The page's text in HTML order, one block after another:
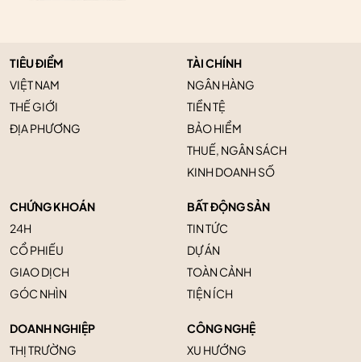
TIÊU ĐIỂM
VIỆT NAM
THẾ GIỚI
ĐỊA PHƯƠNG
TÀI CHÍNH
NGÂN HÀNG
TIỀN TỆ
BẢO HIỂM
THUẾ, NGÂN SÁCH
KINH DOANH SỐ
CHỨNG KHOÁN
24H
CỔ PHIẾU
GIAO DỊCH
GÓC NHÌN
BẤT ĐỘNG SẢN
TIN TỨC
DỰ ÁN
TOÀN CẢNH
TIỆN ÍCH
DOANH NGHIỆP
THỊ TRƯỜNG
CÔNG NGHỆ
XU HƯỚNG